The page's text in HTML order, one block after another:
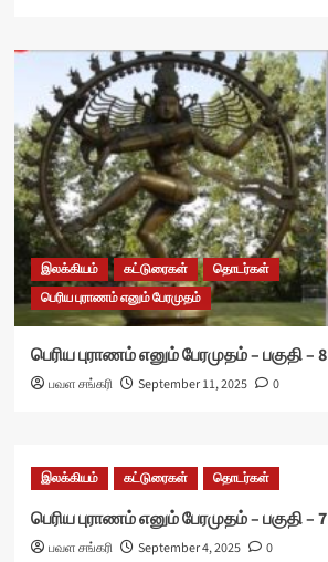
இலக்கியம் கட்டுரைகள்
தொடர்கள்
பெரிய புராணம் எனும் பேரமுதம்
பெரிய புராணம் எனும் பேரமுதம் – பகுதி – 8
பவள சங்கரி September 11, 2025 0
இலக்கியம் கட்டுரைகள் தொடர்கள்
பெரிய புராணம் எனும் பேரமுதம் – பகுதி – 7
பவள சங்கரி September 4, 2025 0